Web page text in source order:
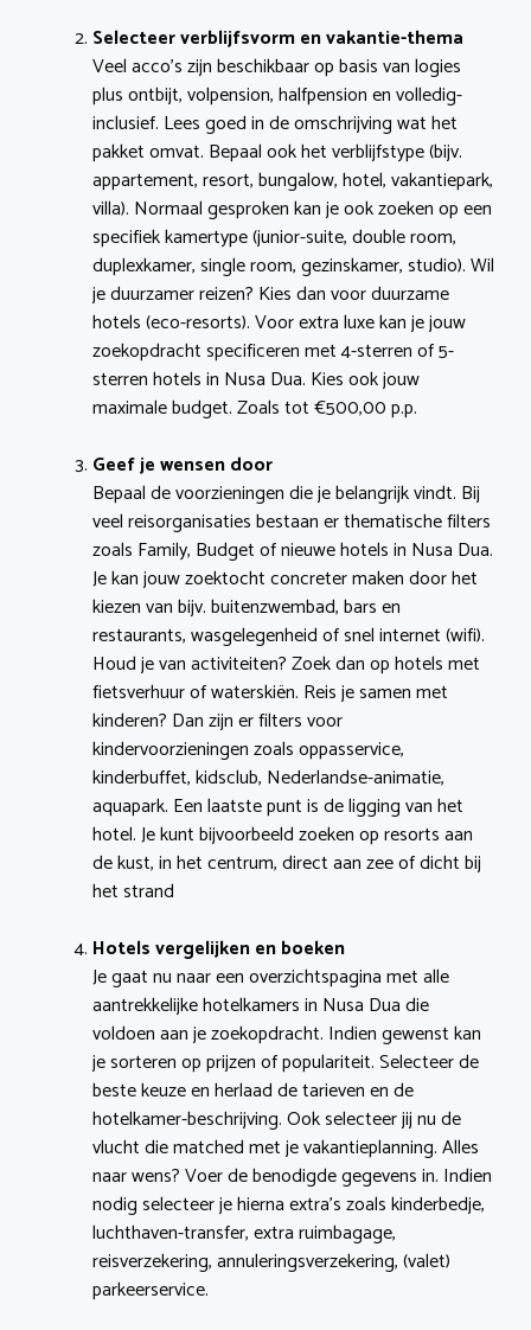
Selecteer verblijfsvorm en vakantie-thema
Veel acco’s zijn beschikbaar op basis van logies
plus ontbijt, volpension, halfpension en volledig-
inclusief. Lees goed in de omschrijving wat het
pakket omvat. Bepaal ook het verblijfstype (bijv.
appartement, resort, bungalow, hotel, vakantiepark,
villa). Normaal gesproken kan je ook zoeken op een
specifiek kamertype (junior-suite, double room,
duplexkamer, single room, gezinskamer, studio). Wil
je duurzamer reizen? Kies dan voor duurzame
hotels (eco-resorts). Voor extra luxe kan je jouw
zoekopdracht specificeren met 4-sterren of 5-
sterren hotels in Nusa Dua. Kies ook jouw
maximale budget. Zoals tot €500,00 p.p.
Geef je wensen door
Bepaal de voorzieningen die je belangrijk vindt. Bij
veel reisorganisaties bestaan er thematische filters
zoals Family, Budget of nieuwe hotels in Nusa Dua.
Je kan jouw zoektocht concreter maken door het
kiezen van bijv. buitenzwembad, bars en
restaurants, wasgelegenheid of snel internet (wifi).
Houd je van activiteiten? Zoek dan op hotels met
fietsverhuur of waterskiën. Reis je samen met
kinderen? Dan zijn er filters voor
kindervoorzieningen zoals oppasservice,
kinderbuffet, kidsclub, Nederlandse-animatie,
aquapark. Een laatste punt is de ligging van het
hotel. Je kunt bijvoorbeeld zoeken op resorts aan
de kust, in het centrum, direct aan zee of dicht bij
het strand
Hotels vergelijken en boeken
Je gaat nu naar een overzichtspagina met alle
aantrekkelijke hotelkamers in Nusa Dua die
voldoen aan je zoekopdracht. Indien gewenst kan
je sorteren op prijzen of populariteit. Selecteer de
beste keuze en herlaad de tarieven en de
hotelkamer-beschrijving. Ook selecteer jij nu de
vlucht die matched met je vakantieplanning. Alles
naar wens? Voer de benodigde gegevens in. Indien
nodig selecteer je hierna extra’s zoals kinderbedje,
luchthaven-transfer, extra ruimbagage,
reisverzekering, annuleringsverzekering, (valet)
parkeerservice.